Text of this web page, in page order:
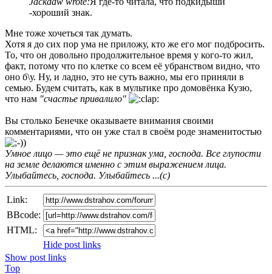
-хороший знак.
Мне тоже хочеться так думать.
Хотя я до сих пор ума не приложу, кто же его мог подбросить.
То, что он довольно продолжительное время у кого-то жил,
факт, потому что по клетке со всем её убранством видно, что
оно б\у. Ну, и ладно, это не суть важно, мы его приняли в
семью. Будем считать, как в мультике про домовёнка Кузю,
что нам "счастье привалило"
Вы столько Бенечке оказываете внимания своими
комментариями, что он уже стал в своём роде знаменитостью
Умное лицо — это ещё не признак ума, господа. Все глупости
на земле делаются именно с этим выражением лица.
Улыбайтесь, господа. Улыбайтесь ...(с)
Link:
BBcode:
HTML:
Hide post links
Show post links
Top